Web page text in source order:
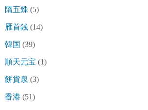
隋五銖 (5)
雁首銭 (14)
韓国 (39)
順天元宝 (1)
餅貨泉 (3)
香港 (51)